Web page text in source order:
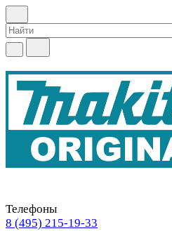
Телефоны
8 (495) 215-19-33